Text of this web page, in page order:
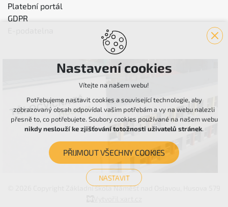
Platební portál
GDPR
© 2026 Copyright Základní škola Náměšť nad Oslavou, Husova 579
Nastavení cookies
Vítejte na našem webu!
Potřebujeme nastavit cookies a související technologie, aby
zobrazovaný obsah odpovídal vašim potřebám a vy na webu nalezli
přesně to, co potřebujete. Soubory cookies používané na našem webu
nikdy neslouží ke zjišťování totožnosti uživatelů stránek.
PŘIJMOUT VŠECHNY COOKIES
NASTAVIT